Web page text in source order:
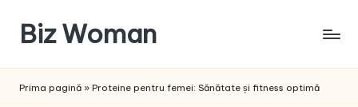
content
Biz Woman
succesul
Prima pagină » Proteine pentru femei: Sănătate și fitness optimă